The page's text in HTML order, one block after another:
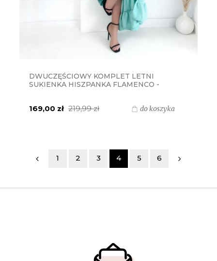
DWUCZĘŚCIOWY KOMPLET LETNI
SUKIENKA HISZPANKA FLAMENCO -
ZIELONA SZAŁWIA
169,00 zł 219,99 zł do koszyka
1 2 3 4 5 6